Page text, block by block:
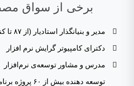
برخی از سواق
مدیر و بنیانگذار استادیار (از ۸۷ تا کنون)
دکترای کامپیوتر گرایش نرم افزار
مدرس و مشاور توسعه‌ی نرم‌افزار
توسعه دهنده بیش